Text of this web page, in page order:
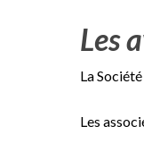
Les
La
Les